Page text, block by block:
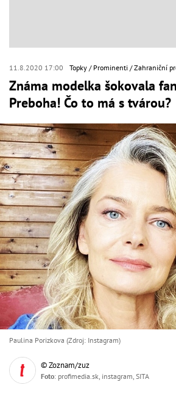
11.8.2020 17:00 Topky Prominenti Zahraniční
Známa modelka šokovala
Preboha! Čo to má s tvárou?
Paulina Porizkova (Zdroj: Instagram)
© Zoznam/zuz
Foto: profimedia.sk, instagram, SITA